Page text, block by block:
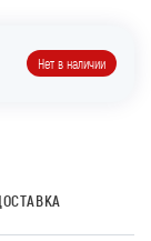
Нет в наличии